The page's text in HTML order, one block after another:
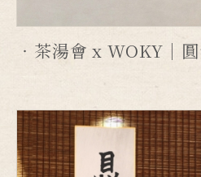
茶湯會 x WOKY｜